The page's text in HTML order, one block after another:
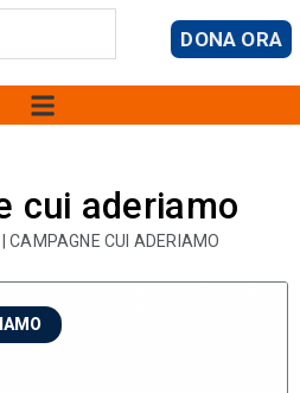
DONA ORA
cui aderiamo
|CAMPAGNE CUI ADERIAMO